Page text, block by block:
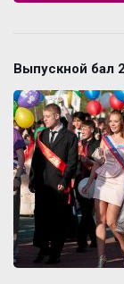
Выпускной бал